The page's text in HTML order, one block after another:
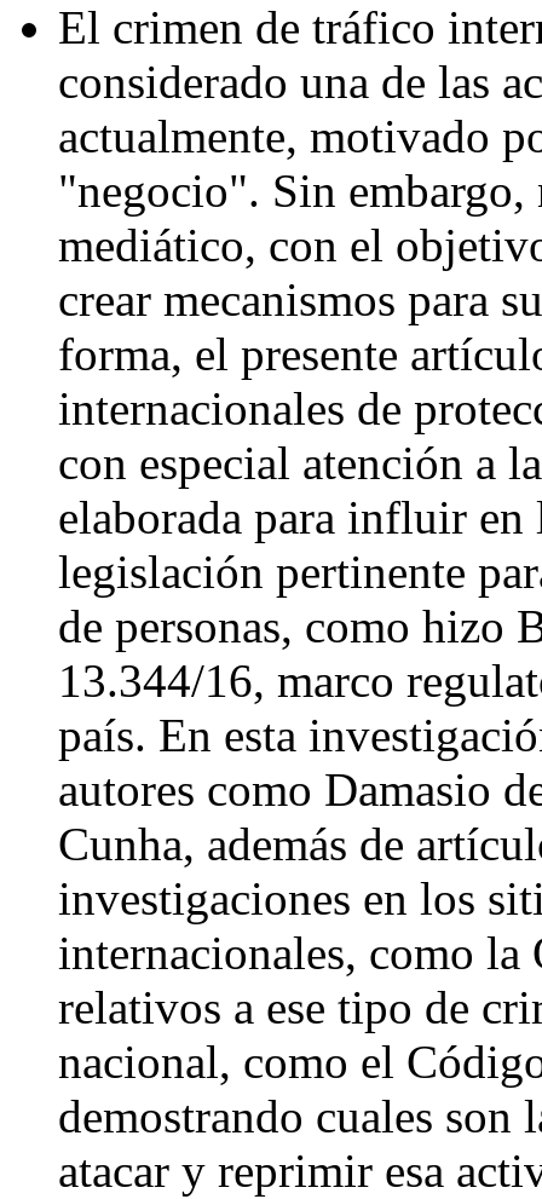
El crimen de tráfico
considerado una de las
actualmente, motivado
"negocio". Sin
mediático, con el
crear mecanismos para
forma, el presente
internacionales de
con especial atención a
elaborada para influir en
legislación pertinente
de personas, como hizo
13.344/16, marco
país. En esta
autores como Damasio
Cunha, además de
investigaciones en los
internacionales, como la
relativos a ese tipo de
nacional, como el
demostrando cuales son
atacar y reprimir esa